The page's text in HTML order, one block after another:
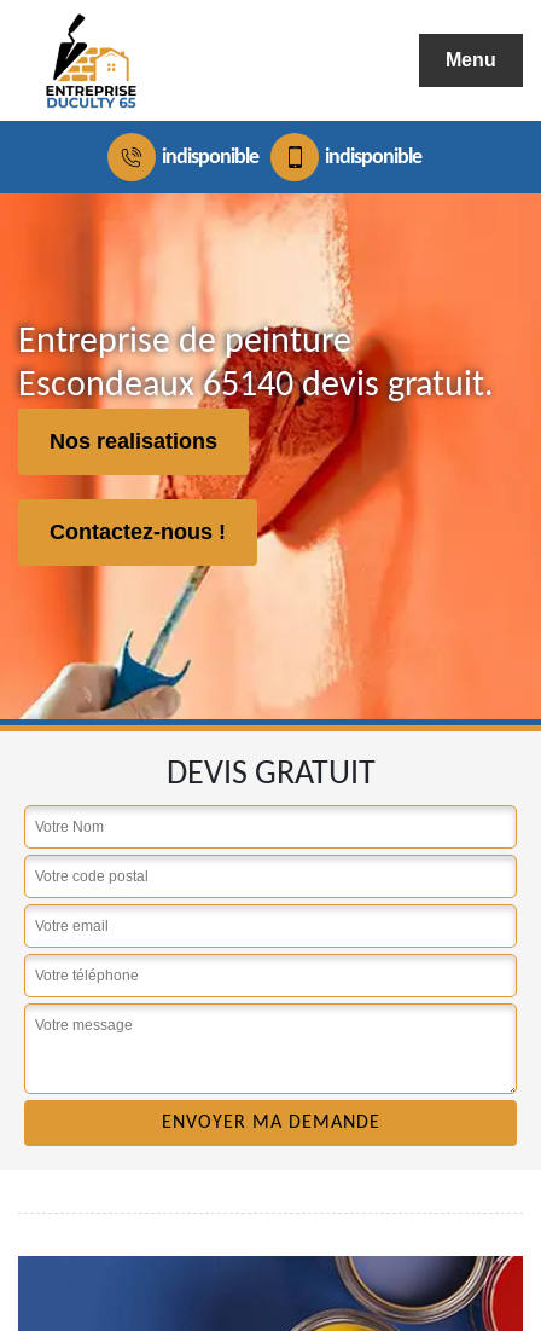
Menu
indisponible indisponible
Entreprise de peinture
Escondeaux 65140 devis gratuit.
Nos realisations
Contactez-nous !
DEVIS GRATUIT